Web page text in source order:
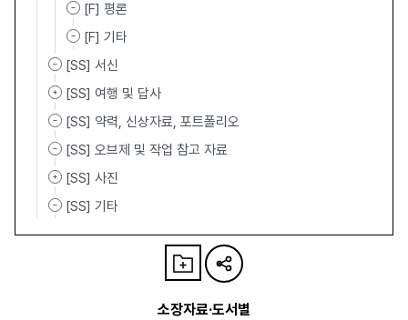
[F] 평론
[F] 기타
[SS] 서신
[SS] 여행 및 답사
[SS] 약력, 신상자료, 포트폴리오
[SS] 오브제 및 작업 참고 자료
[SS] 사진
[SS] 기타
소장자료·도서별